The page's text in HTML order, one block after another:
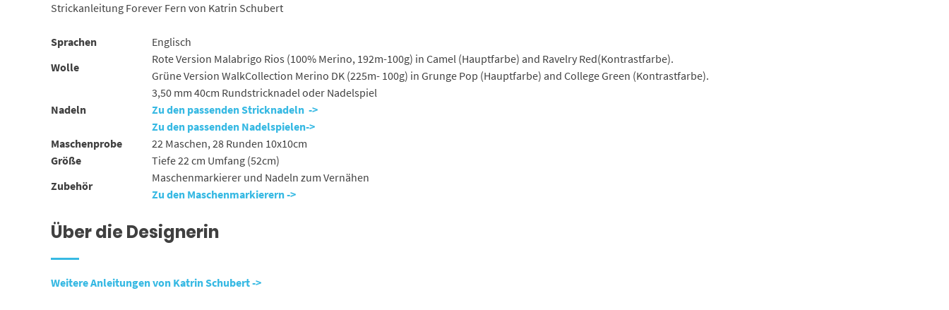
Strickanleitung Forever Fern von Katrin Schubert
Sprachen
Englisch
Wolle
Rote Version Malabrigo Rios (100% Merino, 192m-100g) in Camel (Hauptfarbe) and Ravelry Red(Kontrastfarbe).
Grüne Version WalkCollection Merino DK (225m- 100g) in Grunge Pop (Hauptfarbe) and College Green (Kontrastfarbe).
Nadeln
3,50 mm 40cm Rundstricknadel oder Nadelspiel
Zu den passenden Stricknadeln ->
Zu den passenden Nadelspielen->
Maschenprobe
22 Maschen, 28 Runden 10x10cm
Größe
Tiefe 22 cm Umfang (52cm)
Zubehör
Maschenmarkierer und Nadeln zum Vernähen
Zu den Maschenmarkierern ->
Über die Designerin
Weitere Anleitungen von Katrin Schubert ->